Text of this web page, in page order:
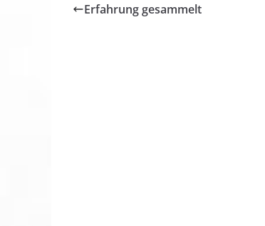
Erfahrung gesammelt